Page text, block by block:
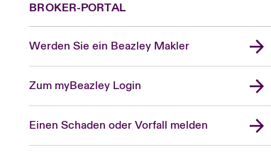
BROKER-PORTAL
Werden Sie ein Beazley Makler
Zum myBeazley Login
Einen Schaden oder Vorfall melden